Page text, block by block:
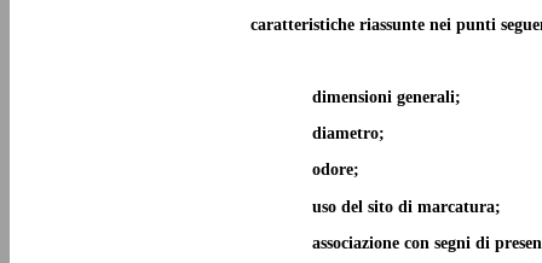
caratteristiche riassunte nei punti
dimensioni generali;
diametro;
odore;
uso del sito di marcatura;
associazione con segni di